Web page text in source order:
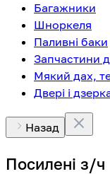
Багажники
Шноркеля
Паливні баки
Запчастини
Мякий дах,
Двері і
Назад
Посилені з/ч